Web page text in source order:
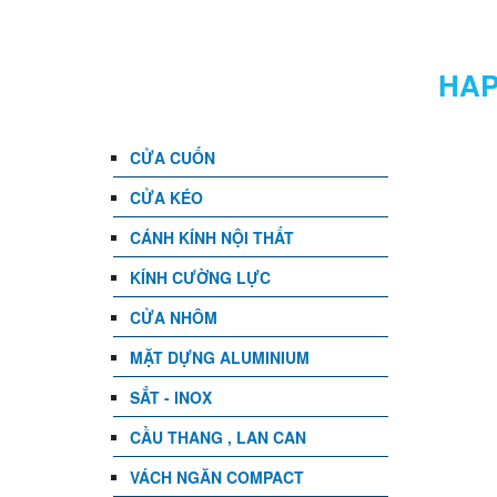
CỬA CUỐN
CỬA KÉO
CÁNH KÍNH NỘI THẤT
KÍNH CƯỜNG LỰC
CỬA NHÔM
MẶT DỰNG ALUMINIUM
SẮT - INOX
CẦU THANG , LAN CAN
VÁCH NGĂN COMPACT